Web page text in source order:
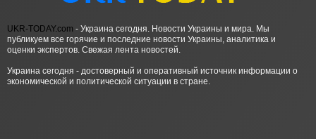
UKR-TODAY.com - Украина сегодня. Новости Украины и мира. Мы
публикуем все горячие и последние новости Украины, аналитика и
оценки экспертов. Свежая лента новостей.
Украина сегодня - достоверный и оперативный источник информации о
экономической и политической ситуации в стране.